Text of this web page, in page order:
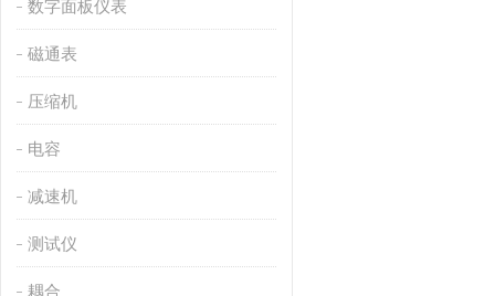
数字面板仪表
磁通表
压缩机
电容
减速机
测试仪
耦合